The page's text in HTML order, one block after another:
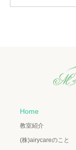
Home
教室紹介
(株)airycareのこと